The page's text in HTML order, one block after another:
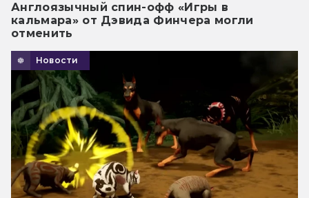
Англоязычный спин-офф «Игры в
кальмара» от Дэвида Финчера могли
отменить
Новости